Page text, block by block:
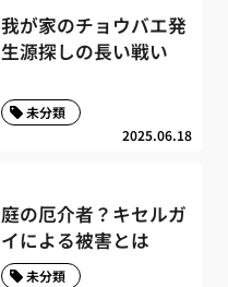
我が家のチョウバエ発
生源探しの長い戦い
2025.06.18
未分類
庭の厄介者？キセルガ
イによる被害とは
未分類